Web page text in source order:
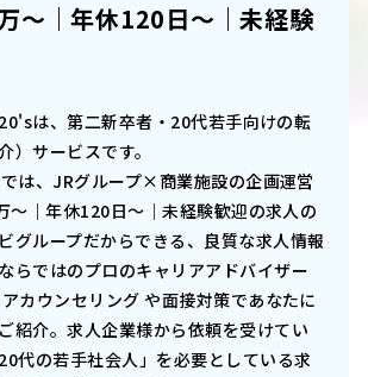
～｜年休120日～｜未経験
は、第二新卒者・20代若手向けの転
）サービスです。
は、JRグループ×商業施設の企画運営
～｜年休120日～｜未経験歓迎の求人の
グループだからできる、良質な求人情報
らではのプロのキャリアアドバイザー
カウンセリング や面接対策であなたに
紹介。求人企業様から依頼を受けてい
代の若手社会人」を必要としている求